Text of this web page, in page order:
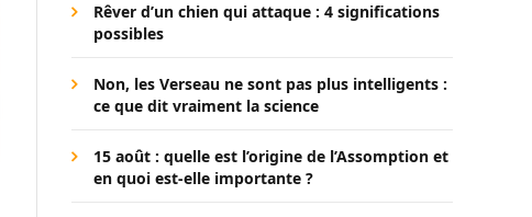
Rêver d’un chien qui attaque : 4 significations
possibles
Non, les Verseau ne sont pas plus intelligents :
ce que dit vraiment la science
15 août : quelle est l’origine de l’Assomption et
en quoi est-elle importante ?